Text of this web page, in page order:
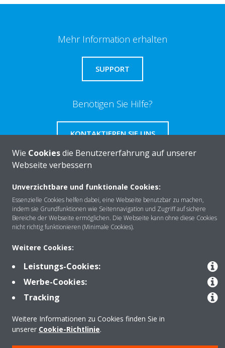
Mehr Information erhalten
SUPPORT
Benötigen Sie Hilfe?
KONTAKTIEREN SIE UNS
Über DAIKIN
Anwendungsbereiche
Kontakt
Copyright © Daikin
Wie Cookiesdie Benutzererfahrung auf unserer
Webseite verbessern
Unverzichtbare und funktionale Cookies:
Essenzielle Cookies helfen dabei, eine Webseite benutzbar zu machen,
indem sie Grundfunktionen wie Seitennavigation und Zugriff auf sichere
Bereiche der Webseite ermöglichen. Die Webseite kann ohne diese Cookies
nicht richtig funktionieren (Minimale Cookies).
Weitere Cookies:
Leistungs-Cookies:
Werbe-Cookies:
Tracking
Weitere Informationen zu Cookies finden Sie in
unserer Cookie-Richtlinie.